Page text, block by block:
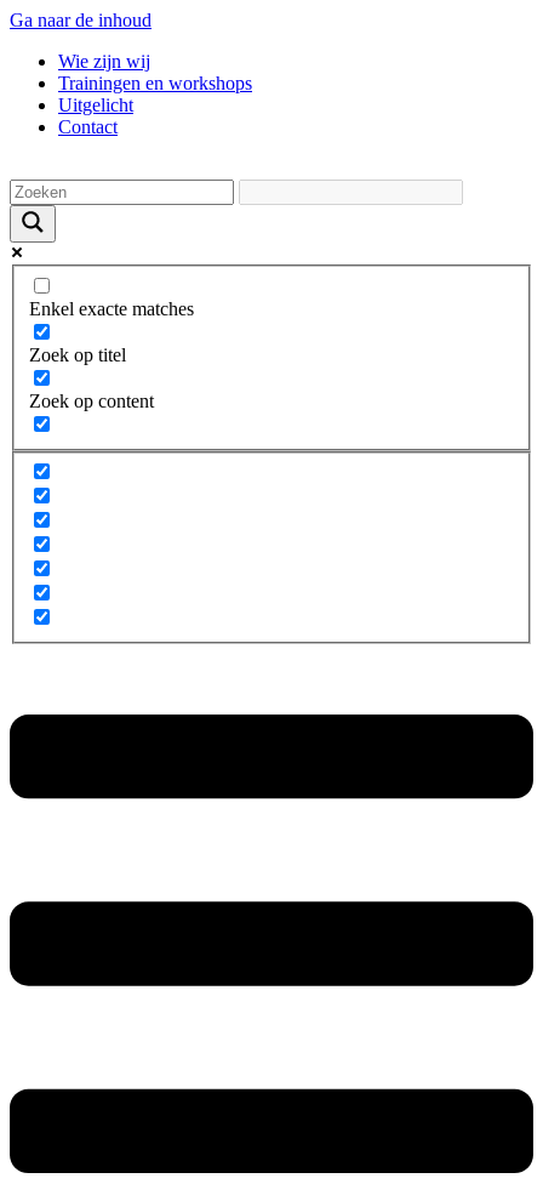
Ga naar de inhoud
Wie zijn wij
Trainingen en workshops
Uitgelicht
Contact
Enkel exacte matches
Zoek op titel
Zoek op content